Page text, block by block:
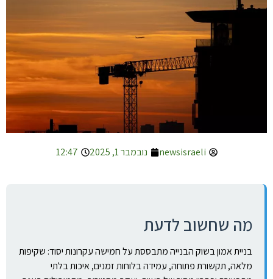
newsisraeli נובמבר 1, 2025 12:47
מה שחשוב לדעת
בניית אמון בשוק הבנייה מתבססת על חמישה עקרונות יסוד: שקיפות
מלאה, תקשורת פתוחה, עמידה בלוחות זמנים, איכות בלתי